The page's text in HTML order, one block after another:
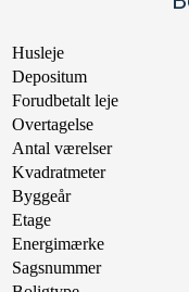
Husleje
Depositum
Forudbetalt leje
Overtagelse
Antal værelser
Kvadratmeter
Byggeår
Etage
Energimærke
Sagsnummer